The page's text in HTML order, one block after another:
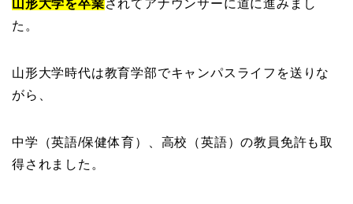
山形大学を卒業されてアナウンサーに道に進みまし
た。
山形大学時代は教育学部でキャンパスライフを送りな
がら、
中学（英語/保健体育）、高校（英語）の教員免許も取
得されました。